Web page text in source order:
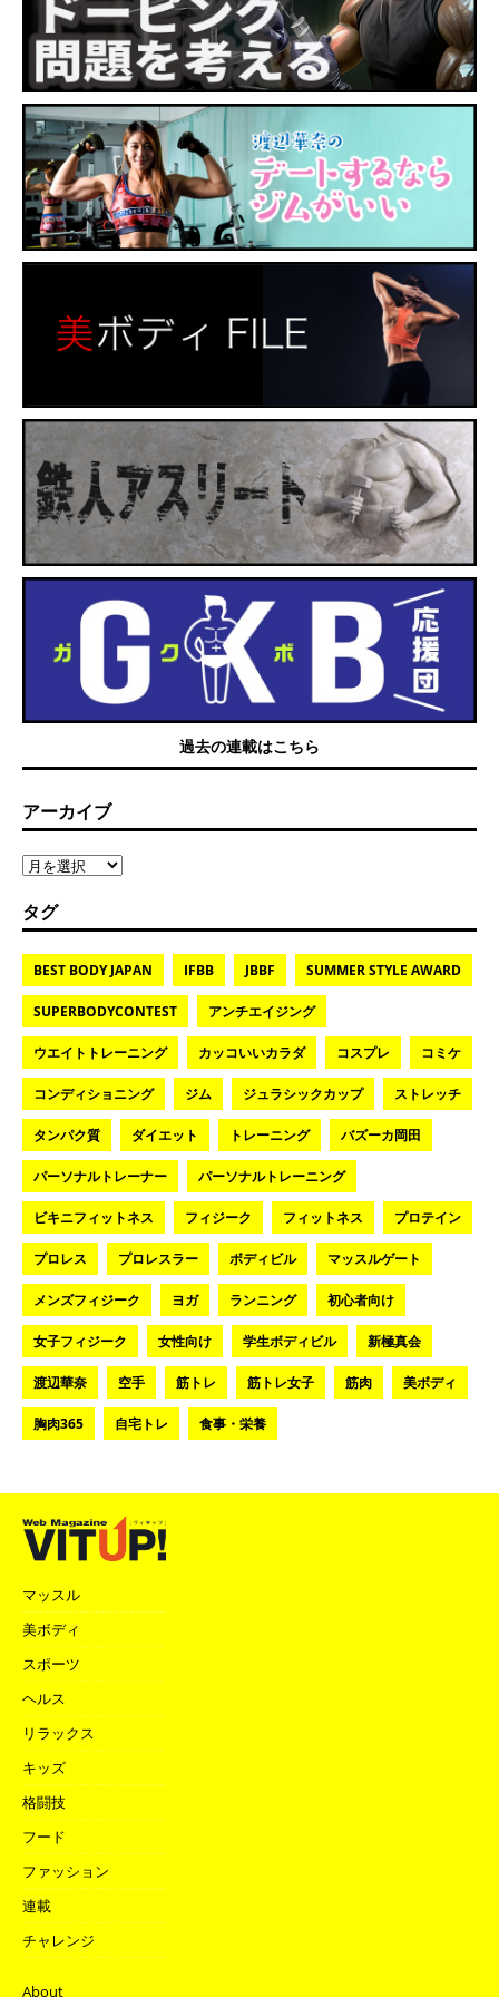
過去の連載はこちら
アーカイブ
タグ
BEST BODY JAPAN IFBB JBBF SUMMER STYLE AWARD
SUPERBODYCONTEST アンチエイジング
ウエイトトレーニング カッコいいカラダ コスプレ コミケ
コンディショニング ジム ジュラシックカップ ストレッチ
タンパク質 ダイエット トレーニング バズーカ岡田
パーソナルトレーナー パーソナルトレーニング
ビキニフィットネス フィジーク フィットネス プロテイン
プロレス プロレスラー ボディビル マッスルゲート
メンズフィジーク ヨガ ランニング 初心者向け
女子フィジーク 女性向け 学生ボディビル 新極真会
渡辺華奈 空手 筋トレ 筋トレ女子 筋肉 美ボディ
胸肉365 自宅トレ 食事・栄養
マッスル
美ボディ
スポーツ
ヘルス
リラックス
キッズ
格闘技
フード
ファッション
連載
チャレンジ
About